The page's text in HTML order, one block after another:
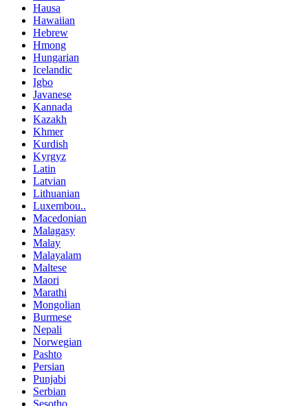
Hausa
Hawaiian
Hebrew
Hmong
Hungarian
Icelandic
Igbo
Javanese
Kannada
Kazakh
Khmer
Kurdish
Kyrgyz
Latin
Latvian
Lithuanian
Luxembou..
Macedonian
Malagasy
Malay
Malayalam
Maltese
Maori
Marathi
Mongolian
Burmese
Nepali
Norwegian
Pashto
Persian
Punjabi
Serbian
Sesotho